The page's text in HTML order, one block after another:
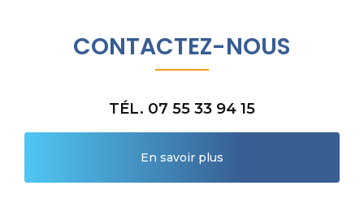
CONTACTEZ-NOUS
TÉL. 07 55 33 94 15
En savoir plus